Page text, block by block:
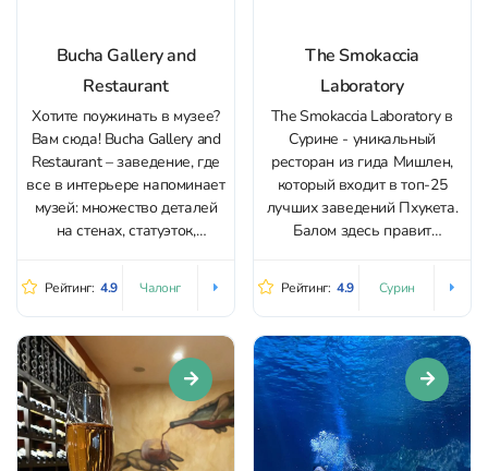
Bucha Gallery and
Restaurant
Хотите поужинать в музее?
Вам сюда! Bucha Gallery and
Restaurant – заведение, где
все в интерьере напоминает
музей: множество деталей
на стенах, статуэток,
других винтажных
элементов декора. А какая
тут посуда – настоящий
предмет искусства! Кухня в
заведении авторская – микс
азиатской и индийской,
подача...
Рейтинг: 4.9 Чалонг
The Smokaccia
Laboratory
The Smokaccia Laboratory в
Сурине - уникальный
ресторан из гида Мишлен,
который входит в топ-25
лучших заведений Пхукета.
Балом здесь правит
обычного продукта,
сотворил настоящий
шедевр. Речь про
уникальное хрустящее тесто
на закваске “Смокачча”,
которое готовится 50 часов!
Булочки из этого теста
подают с...
Рейтинг: 4.9 Сурин